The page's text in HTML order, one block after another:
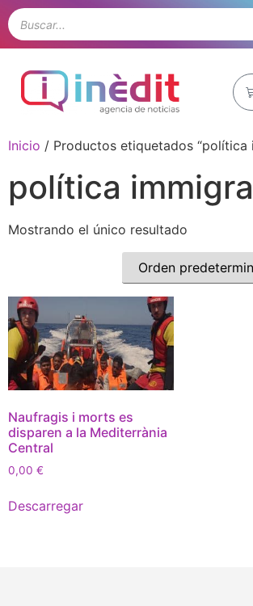
Inicio / Productos etiquetados “política
política
Mostrando el único resultado
Naufragis i morts es
disparen a la Mediterrània
Central
0,00 €
Descarregar